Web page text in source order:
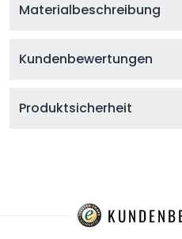
Materialbeschreibung
Kundenbewertungen
Produktsicherheit